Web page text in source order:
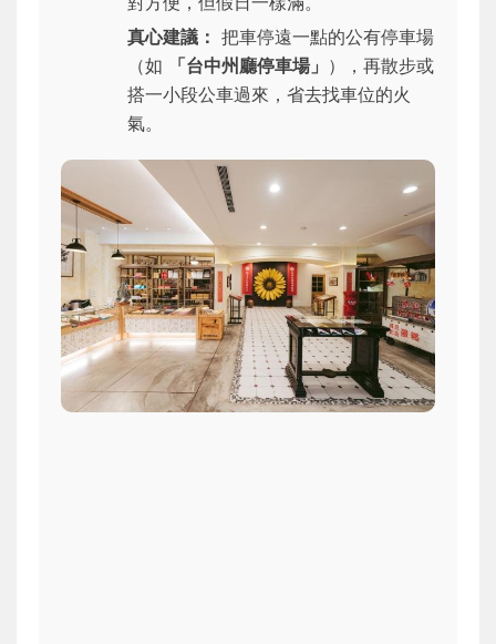
真心建議： 把車停遠一點的公有停車場
（如
「台中州廳停車場」 ），再散步或
搭一小段公車過來，省去找車位的火
氣。